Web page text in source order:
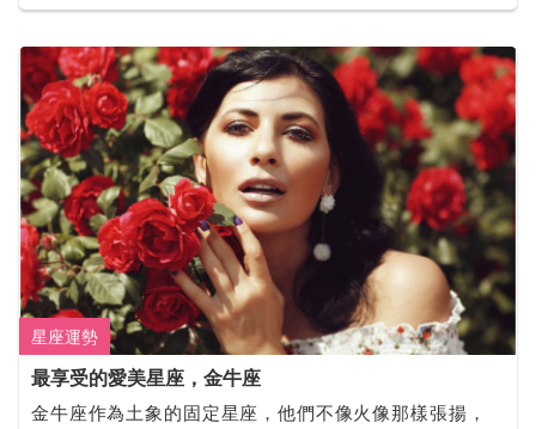
星座運勢
最享受的愛美星座，金牛座
金牛座作為土象的固定星座，他們不像火像那樣張揚，